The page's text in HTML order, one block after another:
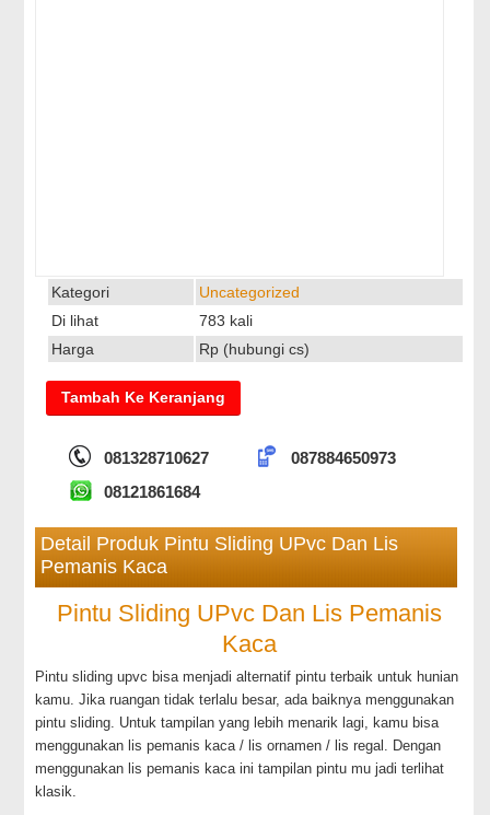
Kategori
Uncategorized
Di lihat
783 kali
Harga
Rp (hubungi cs)
081328710627
087884650973
08121861684
Detail Produk Pintu Sliding UPvc Dan Lis
Pemanis Kaca
Pintu Sliding UPvc Dan Lis Pemanis
Kaca
Pintu sliding upvc bisa menjadi alternatif pintu terbaik untuk hunian
kamu. Jika ruangan tidak terlalu besar, ada baiknya menggunakan
pintu sliding. Untuk tampilan yang lebih menarik lagi, kamu bisa
menggunakan lis pemanis kaca / lis ornamen / lis regal. Dengan
menggunakan lis pemanis kaca ini tampilan pintu mu jadi terlihat
klasik.